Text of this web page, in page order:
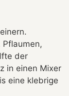
der
in einen Mixer
eine klebrige